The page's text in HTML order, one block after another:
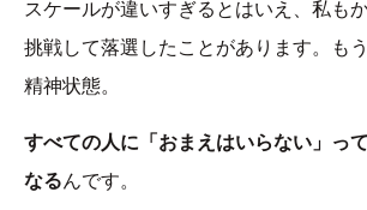
スケールが違いすぎるとはいえ、私も
挑戦して落選したことがあります。も
精神状態。
すべての人に「おまえはいらない」っ
なるんです。